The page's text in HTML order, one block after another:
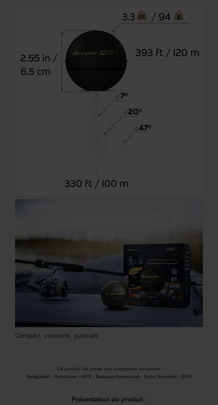
Compact, connecté, puissant
Ce produit fait partie des catégories suivantes:
Navigation - Sondeurs - GPS - Bateaux Amorceurs - Echo Sondeur - GPS
Présentation du produit :